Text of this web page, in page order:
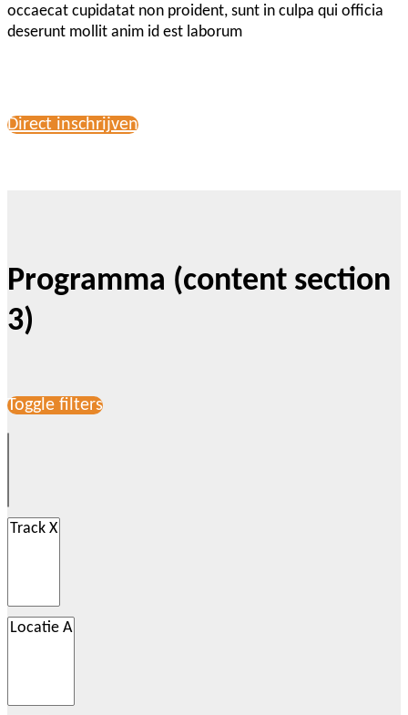
occaecat cupidatat non proident, sunt in culpa qui officia
deserunt mollit anim id est laborum
Direct inschrijven
Programma (content section
3)
Toggle filters